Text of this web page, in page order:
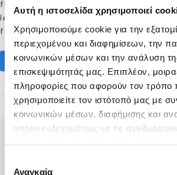
Αυτή η ιστοσελίδα χρησιμοποιεί
Χρησιμοποιούμε cookie για την
περιεχομένου και διαφημίσεων, την
κοινωνικών μέσων και την ανάλυση
επισκεψιμότητάς μας. Επιπλέον,
πληροφορίες που αφορούν τον τρόπο
χρησιμοποιείτε τον ιστότοπό μας με
κοινωνικών μέσων, διαφήμισης και
οποίοι ενδεχομένως να τις
των υπηρεσιών τους.
Αναγκαία
filoxenÃ­a (Ï†Î¹Î»Î¿Î¾ÎµÎ½Î¯Î±), and you
least once in your life. Why? In the
few reasons to inspire you to choose
Read More